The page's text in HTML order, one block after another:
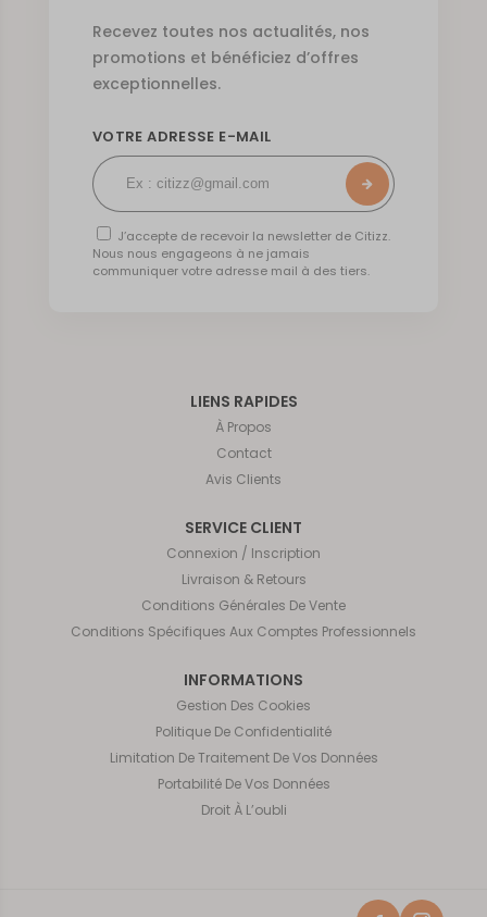
LIENS RAPIDES
À Propos
Contact
Avis Clients
SERVICE CLIENT
Connexion / Inscription
Livraison & Retours
Conditions Générales De Vente
Conditions Spécifiques Aux Comptes Professionnels
INFORMATIONS
Gestion Des Cookies
Politique De Confidentialité
Limitation De Traitement De Vos Données
Portabilité De Vos Données
Droit À L’oubli
Recevez toutes nos actualités, nos
promotions et bénéficiez d’offres
exceptionnelles.
VOTRE ADRESSE E-MAIL
J’accepte de recevoir la newsletter de Citizz.
Nous nous engageons à ne jamais
communiquer votre adresse mail à des tiers.